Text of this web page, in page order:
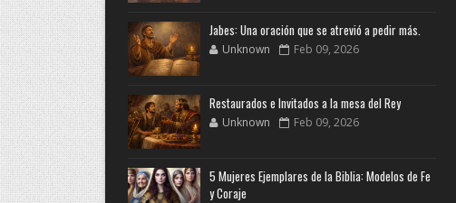
Jabes: Una oración que se atrevió a pedir más.
Unknown Feb 09, 2026
Restaurados e Invitados a la mesa del Rey
Unknown Feb 09, 2026
5 Mujeres Ejemplares de la Biblia: Modelos de Fe
y Coraje